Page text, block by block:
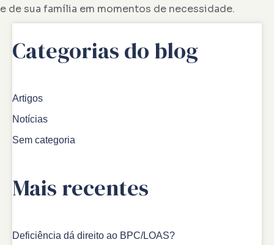
e de sua família em momentos de necessidade.
Categorias do blog
Artigos
Notícias
Sem categoria
Mais recentes
Deficiência dá direito ao BPC/LOAS?